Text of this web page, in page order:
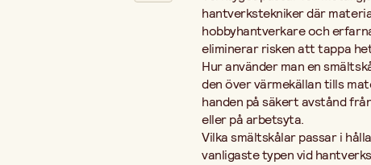
hantverkstekniker där
hobbyhantverkare och
eliminerar risken att tappa
Hur använder man en
den över värmekällan tills
handen på säkert avstånd
eller på arbetsyta.
Vilka smältskålar passar i
vanligaste typen vid